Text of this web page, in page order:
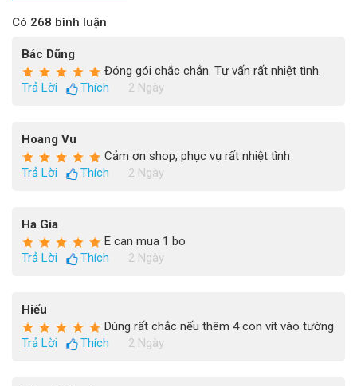
Có 268 bình luận
Bác Dũng
Đóng gói chắc chắn. Tư vấn rất nhiệt tình.
Trả Lời
Thích 2 Ngày
Hoang Vu
Cảm ơn shop, phục vụ rất nhiệt tình
Trả Lời
Thích 2 Ngày
Ha Gia
E can mua 1 bo
Trả Lời
Thích 2 Ngày
Hiếu
Dùng rất chắc nếu thêm 4 con vít vào tường
Trả Lời
Thích 2 Ngày